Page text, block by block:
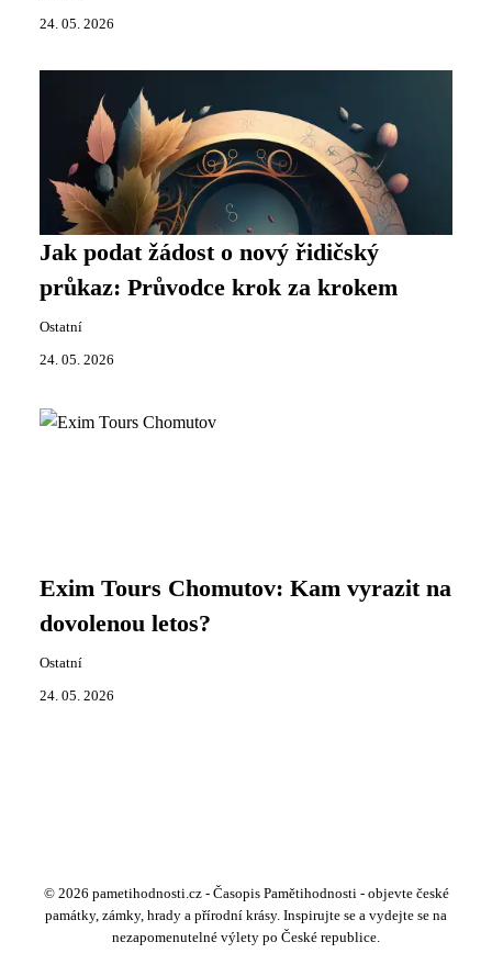
24. 05. 2026
Jak podat žádost o nový řidičský
průkaz: Průvodce krok za krokem
Ostatní
24. 05. 2026
Exim Tours Chomutov: Kam vyrazit na
dovolenou letos?
Ostatní
24. 05. 2026
© 2026 pametihodnosti.cz - Časopis Pamětihodnosti - objevte české
památky, zámky, hrady a přírodní krásy. Inspirujte se a vydejte se na
nezapomenutelné výlety po České republice.